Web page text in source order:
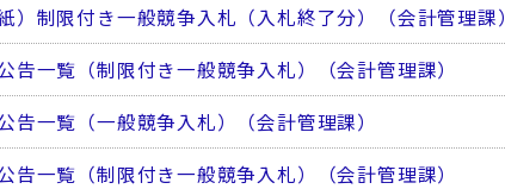
）制限付き一般競争入札（入札終了分）（会計管理課）
告一覧（制限付き一般競争入札）（会計管理課）
告一覧（一般競争入札）（会計管理課）
告一覧（制限付き一般競争入札）（会計管理課）